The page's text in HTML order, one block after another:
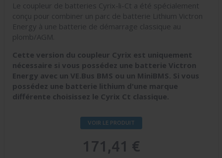
Le coupleur de batteries Cyrix-li-Ct a été spécialement
conçu pour combiner un parc de batterie Lithium Victron
Energy à une batterie de démarrage classique au
plomb/AGM.
Cette version du coupleur Cyrix est uniquement
nécessaire si vous possédez une batterie Victron
Energy avec un VE.Bus BMS ou un MiniBMS. Si vous
possédez une batterie lithium d'une marque
différente choisissez le Cyrix Ct classique.
VOIR LE PRODUIT
171,41 €